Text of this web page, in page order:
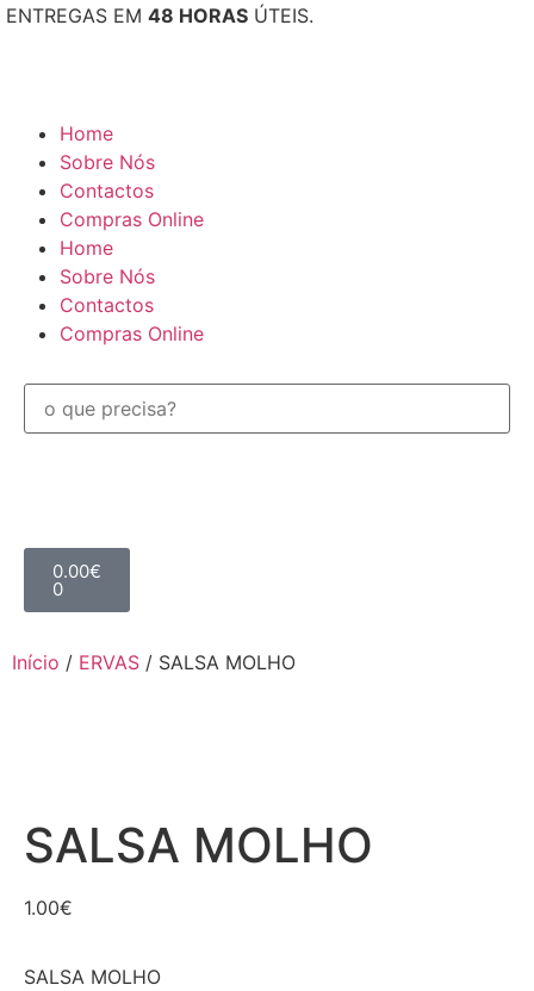
ENTREGAS EM 48 HORAS ÚTEIS.
Home
Sobre Nós
Contactos
Compras Online
Home
Sobre Nós
Contactos
Compras Online
0.00€
0
Início / ERVAS / SALSA MOLHO
SALSA MOLHO
1.00€
SALSA MOLHO